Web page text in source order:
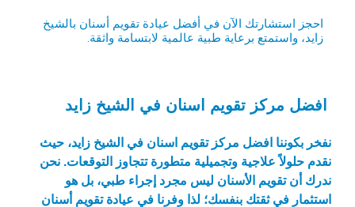
احجز استشارتك الآن في أفضل عيادة تقويم أسنان بالشيخ
زايد، واستمتع برعاية طبية عالمية لابتسامة واثقة.
افضل مركز تقويم اسنان في الشيخ زايد
نفخر بكوننا افضل مركز تقويم اسنان في الشيخ زايد، حيث
نقدم حلولاً علاجية وتجميلية متطورة تتجاوز التوقعات. نحن
ندرك أن تقويم الأسنان ليس مجرد إجراء طبي، بل هو
استثمار في ثقتك بنفسك؛ لذا وفرنا في عيادة تقويم أسنان